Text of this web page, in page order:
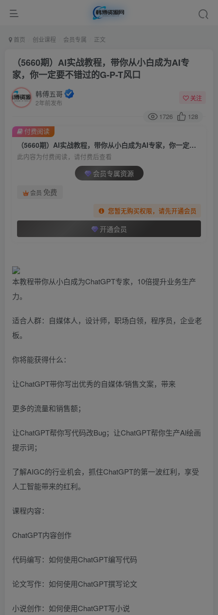
首页 创业课程 会员专属 正文
（5660期）AI实战教程，带你从小白成为AI专
家，你一定要不错过的G-P-T风口
韩傅五哥
2年前发布
关注
1726 128
（5660期）AI实战教程，带你从小白成为AI专家，你一定要不错过的G-P-T风口
此内容为付费阅读，请付费后查看
会员专属资源
会员 免费
您暂无购买权限，请先开通会员
开通会员
付费阅读
本教程带你从小白成为ChatGPT专家，10倍提升业务生产
力。
适合人群：自媒体人，设计师，职场白领，程序员，企业老
板。
你将能获得什么：
让ChatGPT带你写出优秀的自媒体/销售文案，带来
更多的流量和销售额；
让ChatGPT帮你写代码改Bug；让ChatGPT帮你生产Al绘画
提示词；
了解AIGC的行业机会，抓住ChatGPT的第一波红利，享受
人工智能带来的红利。
课程内容：
ChatGPT内容创作
代码编写：如何使用ChatGPT编写代码
论文写作：如何使用ChatGPT撰写论文
小说创作：如何使用ChatGPT写小说